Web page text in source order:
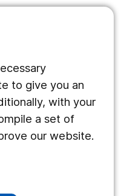
to give you an
with your
a set of
our website.